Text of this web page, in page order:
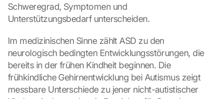
Schweregrad, Symptomen und
Unterstützungsbedarf unterscheiden.
Im medizinischen Sinne zählt ASD zu den
neurologisch bedingten Entwicklungsstörungen, die
bereits in der frühen Kindheit beginnen. Die
frühkindliche Gehirnentwicklung bei Autismus zeigt
messbare Unterschiede zu jener nicht-autistischer